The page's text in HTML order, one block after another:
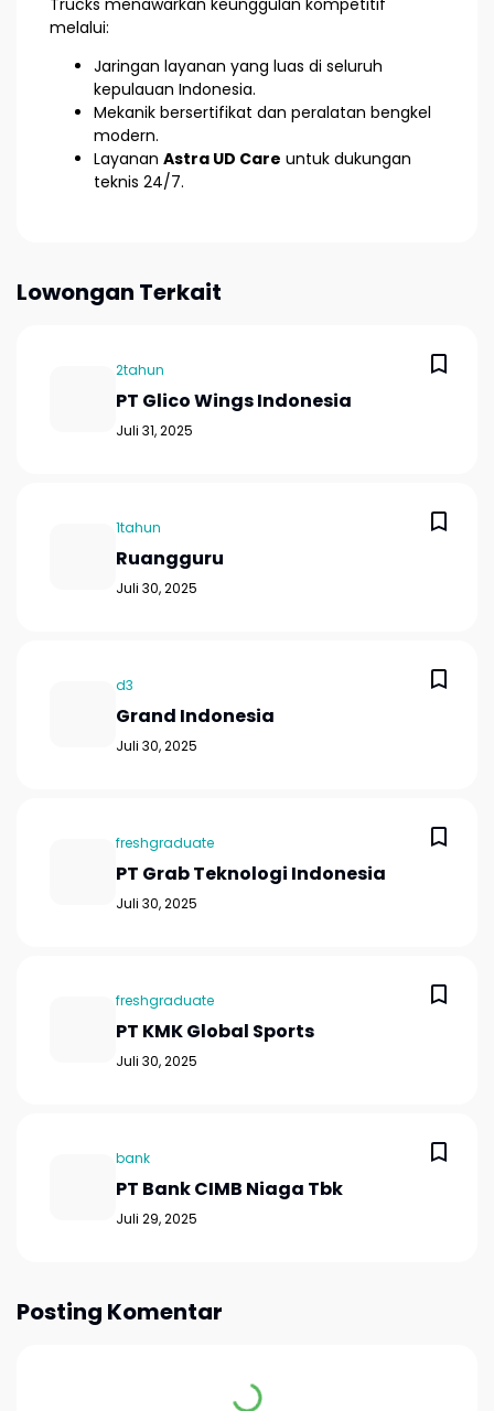
melalui:
Jaringan layanan yang luas di seluruh
kepulauan Indonesia.
Mekanik bersertifikat dan peralatan bengkel
modern.
Layanan Astra UD Care untuk dukungan
teknis 24/7.
Lowongan Terkait
2tahun
PT Glico Wings Indonesia
Juli 31, 2025
1tahun
Ruangguru
Juli 30, 2025
d3
Grand Indonesia
Juli 30, 2025
freshgraduate
PT Grab Teknologi Indonesia
Juli 30, 2025
freshgraduate
PT KMK Global Sports
Juli 30, 2025
bank
PT Bank CIMB Niaga Tbk
Juli 29, 2025
Posting Komentar